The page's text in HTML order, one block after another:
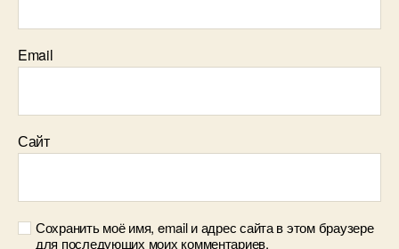
Email
Сайт
Сохранить моё имя, email и адрес сайта в этом браузере
для последующих моих комментариев.